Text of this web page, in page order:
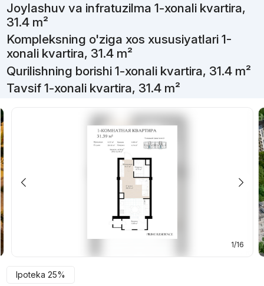
Joylashuv va infratuzilma 1-xonali kvartira,
31.4 m²
Kompleksning o'ziga xos xususiyatlari 1-
xonali kvartira, 31.4 m²
Qurilishning borishi 1-xonali kvartira, 31.4 m²
Tavsif 1-xonali kvartira, 31.4 m²
1/16
Ipoteka 25%